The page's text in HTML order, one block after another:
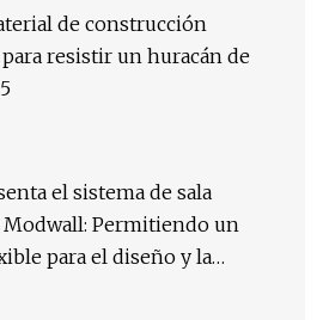
de construcción
resistir un huracán de
el sistema de sala
Modwall: Permitiendo un
para el diseño y la
del lugar de trabajo